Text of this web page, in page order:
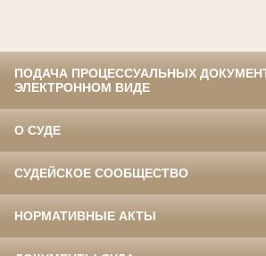
ПОДАЧА ПРОЦЕССУАЛЬНЫХ
ЭЛЕКТРОННОМ ВИДЕ
О СУДЕ
СУДЕЙСКОЕ СООБЩЕСТВО
НОРМАТИВНЫЕ АКТЫ